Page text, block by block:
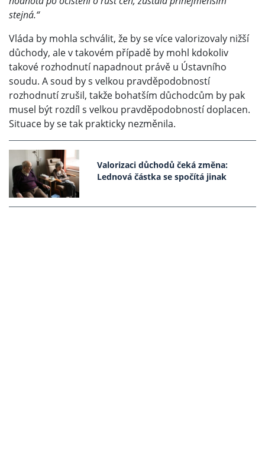
stejná.“
Vláda by mohla schválit, že by se více valorizovaly nižší
důchody, ale v takovém případě by mohl kdokoliv
takové rozhodnutí napadnout právě u Ústavního
soudu. A soud by s velkou pravděpodobností
rozhodnutí zrušil, takže bohatším důchodcům by pak
musel být rozdíl s velkou pravděpodobností doplacen.
Situace by se tak prakticky nezměnila.
Valorizaci důchodů čeká změna:
Lednová částka se spočítá jinak